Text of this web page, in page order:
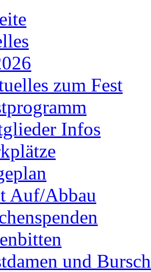
zum Fest
Infos
Auf/Abbau
und